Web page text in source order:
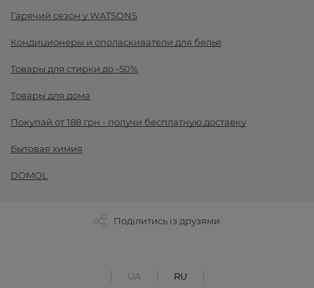
Гарячий сезон у WATSONS
Кондиционеры и ополаскиватели для белья
Товары для стирки до -50%
Товары для дома
Покупай от 188 грн - получи бесплатную доставку
Бытовая химия
DOMOL
Поділитись із друзями
UA RU